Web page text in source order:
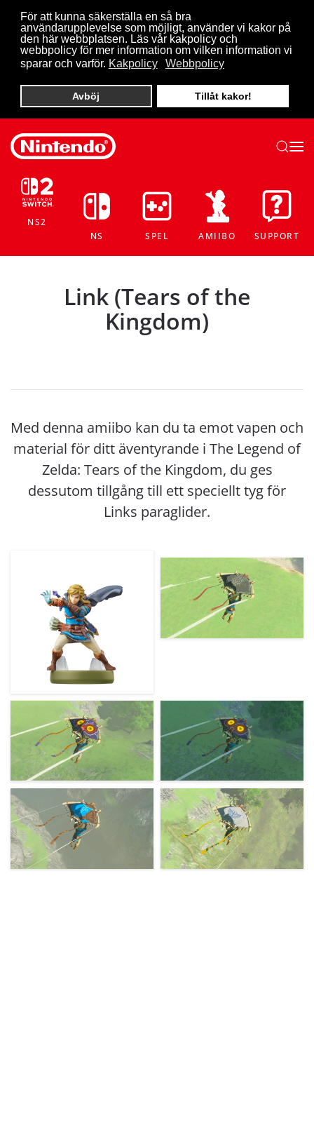
För att kunna säkerställa en så bra
användarupplevelse som möjligt, använder vi kakor på
den här webbplatsen. Läs vår kakpolicy och
webbpolicy för mer information om vilken information vi
sparar och varför. Kakpolicy Webbpolicy
Avböj Tillåt kakor!
Skip to main content
NS2
NS
SPEL AMIIBO SUPPORT
Link (Tears of the
Kingdom)
Med denna amiibo kan du ta emot vapen och
material för ditt äventyrande i The Legend of
Zelda: Tears of the Kingdom, du ges
dessutom tillgång till ett speciellt tyg för
Links paraglider.